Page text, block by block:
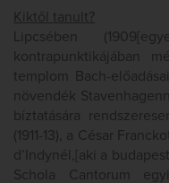
Kiktől tanult?
Lipcsében
kontrapunktikájában
templom Bach-
növendék
bíztatására
(1911-13), a César
d’Indynél,[aki a
Schola Cantorum